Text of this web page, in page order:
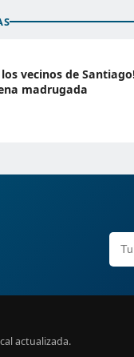
vecinos de
madrugada
actualizada.